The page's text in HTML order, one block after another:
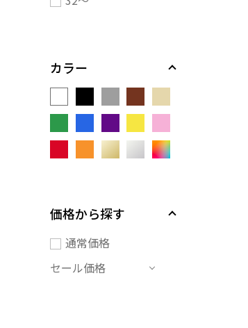
カラー
価格から探す
通常価格
セール価格